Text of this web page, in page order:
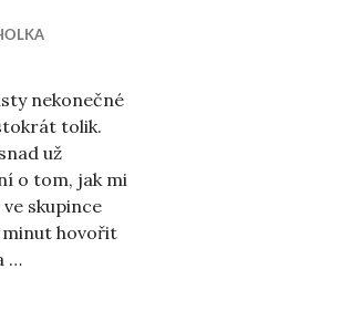
nekonečné
tolik.
už
o tom, jak mi
skupince
minut hovořit
…